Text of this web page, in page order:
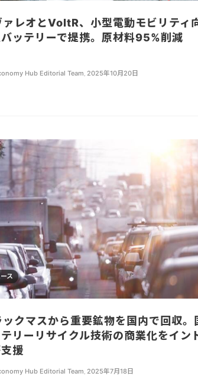
ァレオとVoltR、小型電動モビリティ
ッテリーで提携。原材料95%削減
Hub Editorial Team 2025年10月20日
ス
ックマスから重要鉱物を国内で回収。
リーリサイクル技術の商業化をイン
援
Hub Editorial Team 2025年7月18日